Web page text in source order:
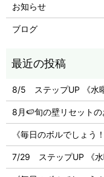
お知らせ
ブログ
8/5 ステップUP 《水
8月🍉旬の壁リセット
《毎日のボルでしょう
7/29 ステップUP 《水